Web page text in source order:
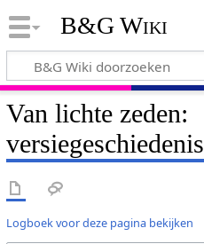
B&G Wiki
Van lichte zeden:
versiegeschiedenis
Logboek voor deze pagina bekijken